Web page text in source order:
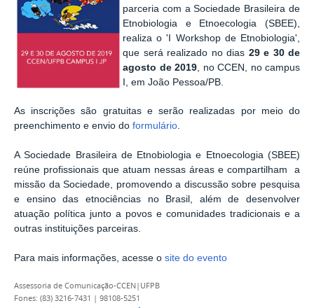
parceria com a Sociedade Brasileira de
Etnobiologia e Etnoecologia (SBEE),
realiza o 'I Workshop de Etnobiologia',
que será realizado no dias 29 e 30 de
agosto de 2019 , no CCEN, no campus
I, em João Pessoa/PB.
As inscrições são gratuitas e serão realizadas por meio do
preenchimento e envio do formulário.
A Sociedade Brasileira de Etnobiologia e Etnoecologia (SBEE)
reúne profissionais que atuam nessas áreas e compartilham a
missão da Sociedade, promovendo a discussão sobre pesquisa
e ensino das etnociências no Brasil, além de desenvolver
atuação política junto a povos e comunidades tradicionais e a
outras instituições parceiras.
Para mais informações, acesse o site do evento
Assessoria de Comunicação-CCEN|UFPB
Fones: (83) 3216-7431 | 98108-5251